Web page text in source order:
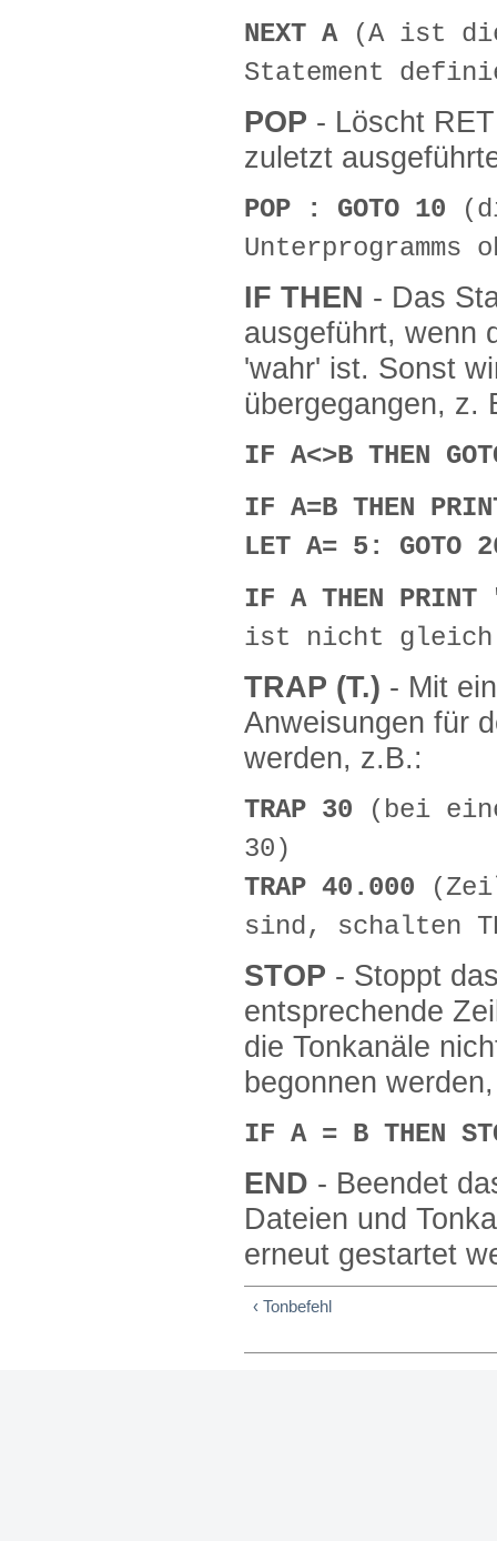
NEXT A
(A ist
Statement
POP - Löscht
zuletzt
POP : GOTO 10
Unterprogramms
IF THEN - Das
ausgeführt, wenn
'wahr' ist. Sonst
übergegangen, z.
IF A<>B THEN
IF A=B THEN
LET A= 5: GOTO
IF A THEN
ist nicht
TRAP (T.) - Mit
Anweisungen für
werden, z.B.:
TRAP 30
(bei
30)
TRAP 40.000
sind, schalten
STOP - Stoppt
entsprechende
die Tonkanäle
begonnen
IF A = B THEN
END - Beendet
Dateien und
erneut gestartet
‹ Tonbefehl